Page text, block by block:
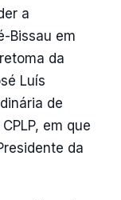
a
Bissau em
da
Luís
de
em que
da